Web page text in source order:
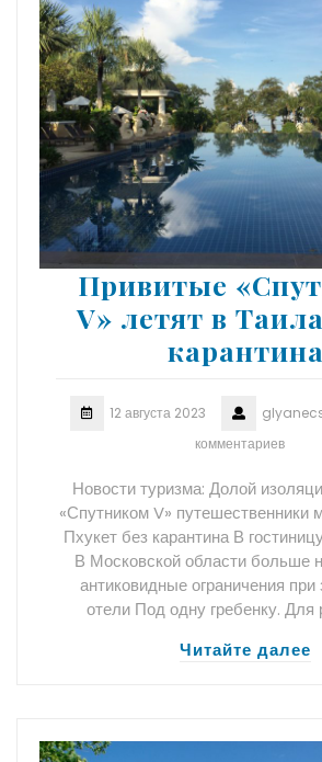
Привитые
V» летят в
карантина
12 августа 2023
комментариев
Новости туризма: Долой
«Спутником V» путешественники
Пхукет без карантина В
В Московской области больше
антиковидные ограничения при
отели Под одну гребенку. Для
Читайте далее